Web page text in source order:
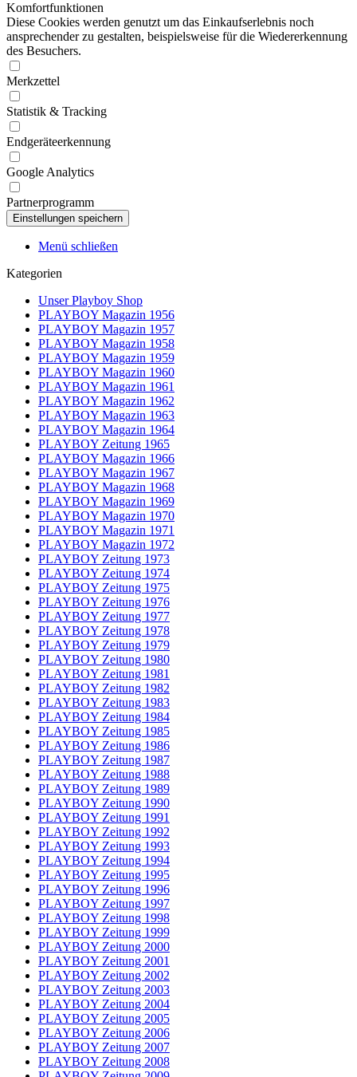
Komfortfunktionen
Diese Cookies werden genutzt um das Einkaufserlebnis noch
ansprechender zu gestalten, beispielsweise für die Wiedererkennung
des Besuchers.
Merkzettel
Statistik & Tracking
Endgeräteerkennung
Google Analytics
Partnerprogramm
Menü schließen
Kategorien
Unser Playboy Shop
PLAYBOY Magazin 1956
PLAYBOY Magazin 1957
PLAYBOY Magazin 1958
PLAYBOY Magazin 1959
PLAYBOY Magazin 1960
PLAYBOY Magazin 1961
PLAYBOY Magazin 1962
PLAYBOY Magazin 1963
PLAYBOY Magazin 1964
PLAYBOY Zeitung 1965
PLAYBOY Magazin 1966
PLAYBOY Magazin 1967
PLAYBOY Magazin 1968
PLAYBOY Magazin 1969
PLAYBOY Magazin 1970
PLAYBOY Magazin 1971
PLAYBOY Magazin 1972
PLAYBOY Zeitung 1973
PLAYBOY Zeitung 1974
PLAYBOY Zeitung 1975
PLAYBOY Zeitung 1976
PLAYBOY Zeitung 1977
PLAYBOY Zeitung 1978
PLAYBOY Zeitung 1979
PLAYBOY Zeitung 1980
PLAYBOY Zeitung 1981
PLAYBOY Zeitung 1982
PLAYBOY Zeitung 1983
PLAYBOY Zeitung 1984
PLAYBOY Zeitung 1985
PLAYBOY Zeitung 1986
PLAYBOY Zeitung 1987
PLAYBOY Zeitung 1988
PLAYBOY Zeitung 1989
PLAYBOY Zeitung 1990
PLAYBOY Zeitung 1991
PLAYBOY Zeitung 1992
PLAYBOY Zeitung 1993
PLAYBOY Zeitung 1994
PLAYBOY Zeitung 1995
PLAYBOY Zeitung 1996
PLAYBOY Zeitung 1997
PLAYBOY Zeitung 1998
PLAYBOY Zeitung 1999
PLAYBOY Zeitung 2000
PLAYBOY Zeitung 2001
PLAYBOY Zeitung 2002
PLAYBOY Zeitung 2003
PLAYBOY Zeitung 2004
PLAYBOY Zeitung 2005
PLAYBOY Zeitung 2006
PLAYBOY Zeitung 2007
PLAYBOY Zeitung 2008